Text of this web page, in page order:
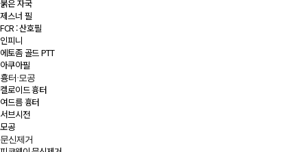
붉은 자국
제스너 필
FCR : 산호필
인피니
에토좀 골드 PTT
아쿠아필
흉터·모공
켈로이드 흉터
여드름 흉터
서브시전
모공
문신제거